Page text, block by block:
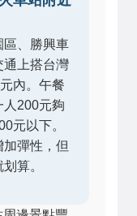
區、勝興車
通上搭台灣
內。午餐
人200元夠
元以下。
彈性，但
算。